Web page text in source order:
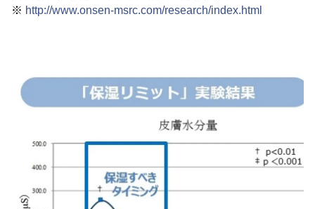
※ http://www.onsen-msrc.com/research/index.html